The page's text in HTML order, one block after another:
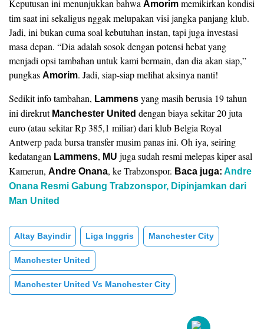
Keputusan ini menunjukkan bahwa Amorim memikirkan kondisi
tim saat ini sekaligus nggak melupakan visi jangka panjang klub.
Jadi, ini bukan cuma soal kebutuhan instan, tapi juga investasi
masa depan. “Dia adalah sosok dengan potensi hebat yang
menjadi opsi tambahan untuk kami bermain, dan dia akan siap,”
pungkas Amorim. Jadi, siap-siap melihat aksinya nanti!
Sedikit info tambahan, Lammens yang masih berusia 19 tahun
ini direkrut Manchester United dengan biaya sekitar 20 juta
euro (atau sekitar Rp 385,1 miliar) dari klub Belgia Royal
Antwerp pada bursa transfer musim panas ini. Oh iya, seiring
kedatangan Lammens, MU juga sudah resmi melepas kiper asal
Kamerun, Andre Onana, ke Trabzonspor. Baca juga: Andre
Onana Resmi Gabung Trabzonspor, Dipinjamkan dari
Man United
Altay Bayindir Liga Inggris Manchester City
Manchester United
Manchester United Vs Manchester City